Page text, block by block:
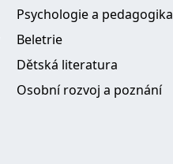
Psychologie a pedagogika
Beletrie
Dětská literatura
Osobní rozvoj a poznání